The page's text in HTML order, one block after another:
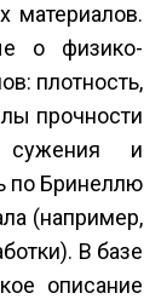
материалов.
о физико-
плотность,
прочности
сужения и
по Бринеллю
(например,
В базе
описание